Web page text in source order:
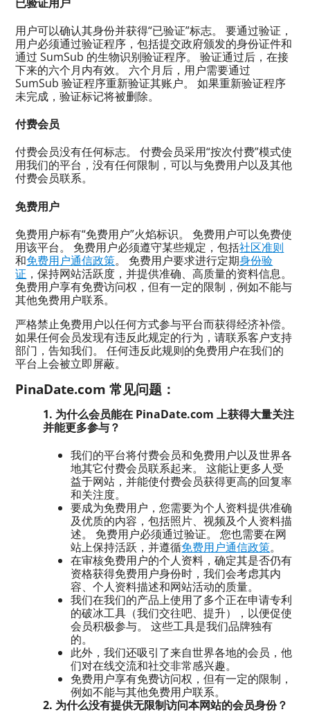
用户可以确认其身份并获得“已验证”标志。 要通过验证，
用户必须通过验证程序，包括提交政府颁发的身份证件和
通过 SumSub 的生物识别验证程序。 验证通过后，在接
下来的六个月内有效。 六个月后，用户需要通过
SumSub 验证程序重新验证其账户。 如果重新验证程序
未完成，验证标记将被删除。
付费会员
付费会员没有任何标志。 付费会员采用“按次付费”模式使
用我们的平台，没有任何限制，可以与免费用户以及其他
付费会员联系。
免费用户
免费用户标有“免费用户”火焰标识。 免费用户可以免费使
用该平台。 免费用户必须遵守某些规定，包括社区准则
和免费用户通信政策。 免费用户要求进行定期身份验
证 ，保持网站活跃度，并提供准确、高质量的资料信息。
免费用户享有免费访问权，但有一定的限制，例如不能与
其他免费用户联系。
严格禁止免费用户以任何方式参与平台而获得经济补偿。
如果任何会员发现有违反此规定的行为，请联系客户支持
部门，告知我们。 任何违反此规则的免费用户在我们的
平台上会被立即屏蔽。
PinaDate.com 常见问题：
1. 为什么会员能在 PinaDate.com 上获得大量关注
并能更多参与？
我们的平台将付费会员和免费用户以及世界各
地其它付费会员联系起来。 这能让更多人受
益于网站，并能使付费会员获得更高的回复率
和关注度。
要成为免费用户，您需要为个人资料提供准确
及优质的内容，包括照片、视频及个人资料描
述。 免费用户必须通过验证。 您也需要在网
站上保持活跃，并遵循免费用户通信政策。
在审核免费用户的个人资料，确定其是否仍有
资格获得免费用户身份时，我们会考虑其内
容、个人资料描述和网站活动的质量。
我们在我们的产品上使用了多个正在申请专利
的破冰工具（我们交往吧、提升），以便促使
会员积极参与。 这些工具是我们品牌独有
的。
此外，我们还吸引了来自世界各地的会员，他
们对在线交流和社交非常感兴趣。
免费用户享有免费访问权，但有一定的限制，
例如不能与其他免费用户联系。
2. 为什么没有提供无限制访问本网站的会员身份？